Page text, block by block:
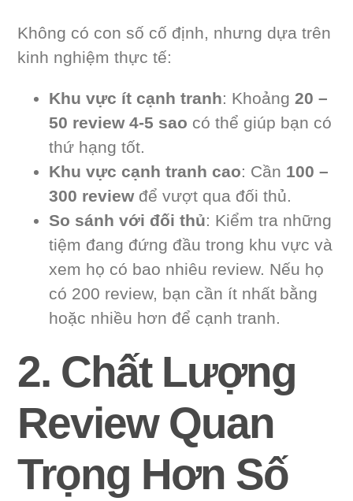
Không có con số cố định, nhưng dựa trên
kinh nghiệm thực tế:
Khu vực ít cạnh tranh: Khoảng20 –
50 review 4-5 sao có thể giúp bạn có
thứ hạng tốt.
Khu vực cạnh tranh cao: Cần 100 –
300 reviewđể vượt qua đối thủ.
So sánh với đối thủ: Kiểm tra những
tiệm đang đứng đầu trong khu vực và
xem họ có bao nhiêu review. Nếu họ
có 200 review, bạn cần ít nhất bằng
hoặc nhiều hơn để cạnh tranh.
2. Chất Lượng
Review Quan
Trọng Hơn Số